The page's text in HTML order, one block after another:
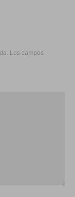
Los campos